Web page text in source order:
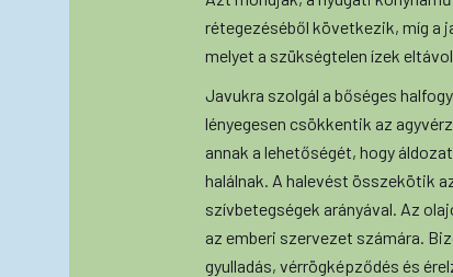
rétegezéséből következik, míg a
melyet a szükségtelen ízek
Javukra szolgál a bőséges
lényegesen csökkentik az
annak a lehetőségét, hogy
halálnak. A halevést összekötik
szívbetegségek arányával. Az
az emberi szervezet számára.
gyulladás, vérrögképződés és